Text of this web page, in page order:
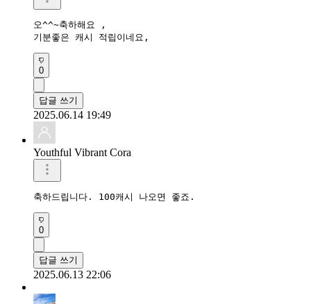
오^^~축하해요 ,
기분좋은 캐시 적립이네요,
0
답글 쓰기
2025.06.14 19:49
Youthful Vibrant Cora
축하드립니다. 100캐시 나오면 좋죠.
0
답글 쓰기
2025.06.13 22:06